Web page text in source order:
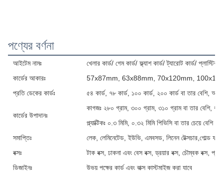
পণ্যের বর্ণনা
আইটেম নামঃ
খেলার কার্ড/ গেম কার্ড/ ফ্ল্যাশ কার্ড/ ট্যারোট কার্ড/ প্লাস্টিক
কার্ডের আকারঃ
57x87mm, 63x88mm, 70x120mm,
প্রতি ডেকের কার্ডঃ
৫৪ কার্ড, ৭৮ কার্ড, ১০০ কার্ড, ২০০ কার্ড বা তার বেশি,
কার্ডের উপাদানঃ
কাগজঃ ২৮০ গ্রাম, ৩০০ গ্রাম, ৩১০ গ্রাম বা তার বেশি,
প্ল্যাক্টিকঃ ০.৩ মিমি, ০.৩২ মিমি পিভিসি বা তার চেয়ে বেশি পুরু
সমাপ্তিঃ
লেক, লেমিনেটেড, ইউভি, এমবসড, লিনেন টেক্সচার,গোল্ড
বক্সঃ
টাক বক্স, ঢাকনা এবং বেস বক্স, ড্রয়ার বক্স, চৌম্বক বক্স,
ডিজাইনঃ
উভয় পক্ষের কার্ড এবং বাক্স কাস্টমাইজ করা যাবে